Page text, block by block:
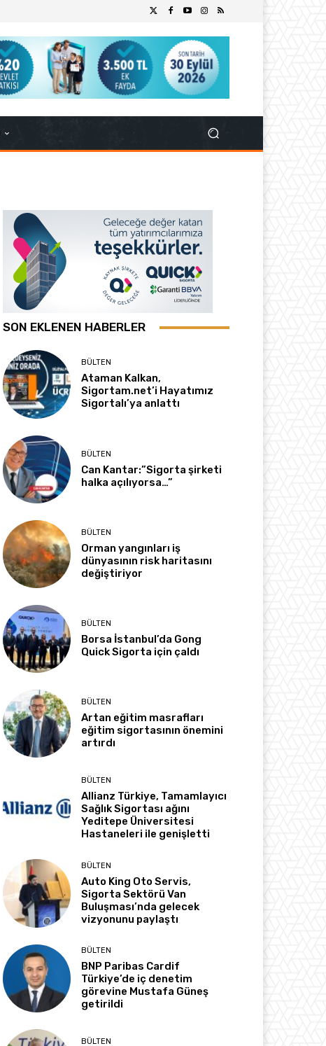
SON EKLENEN HABERLER
BÜLTEN
Ataman Kalkan,
Sigortam.net’i Hayatımız
Sigortalı’ya anlattı
BÜLTEN
Can Kantar:”Sigorta şirketi
halka açılıyorsa…”
BÜLTEN
Orman yangınları iş
dünyasının risk haritasını
değiştiriyor
BÜLTEN
Borsa İstanbul’da Gong
Quick Sigorta için çaldı
BÜLTEN
Artan eğitim masrafları
eğitim sigortasının önemini
artırdı
BÜLTEN
Allianz Türkiye, Tamamlayıcı
Sağlık Sigortası ağını
Yeditepe Üniversitesi
Hastaneleri ile genişletti
BÜLTEN
Auto King Oto Servis,
Sigorta Sektörü Van
Buluşması’nda gelecek
vizyonunu paylaştı
BÜLTEN
BNP Paribas Cardif
Türkiye’de iç denetim
görevine Mustafa Güneş
getirildi
BÜLTEN